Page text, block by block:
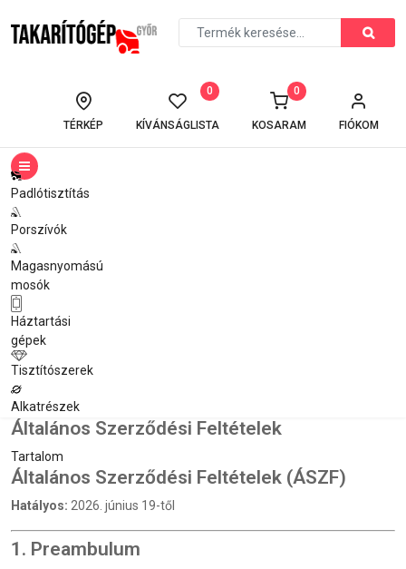
FIÓKOM
KOSARAM
0
KÍVÁNSÁGLISTA
0
TÉRKÉP
Padlótisztítás
Porszívók
Magasnyomású
mosók
Háztartási
gépek
Tisztítószerek
Alkatrészek
Általános Szerződési Feltételek
Tartalom
Általános Szerződési Feltételek (ÁSZF)
Hatályos: 2026. június 19-től
1. Preambulum